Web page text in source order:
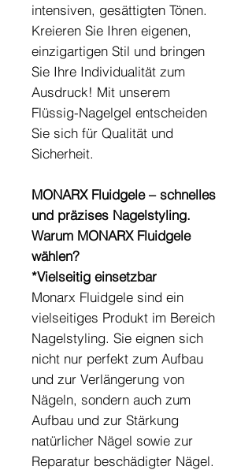
intensiven, gesättigten Tönen.
Kreieren Sie Ihren eigenen,
einzigartigen Stil und bringen
Sie Ihre Individualität zum
Ausdruck! Mit unserem
Flüssig-Nagelgel entscheiden
Sie sich für Qualität und
Sicherheit.
MONARX Fluidgele – schnelles
und präzises Nagelstyling.
Warum MONARX Fluidgele
wählen?
*Vielseitig einsetzbar
Monarx Fluidgele sind ein
vielseitiges Produkt im Bereich
Nagelstyling. Sie eignen sich
nicht nur perfekt zum Aufbau
und zur Verlängerung von
Nägeln, sondern auch zum
Aufbau und zur Stärkung
natürlicher Nägel sowie zur
Reparatur beschädigter Nägel.